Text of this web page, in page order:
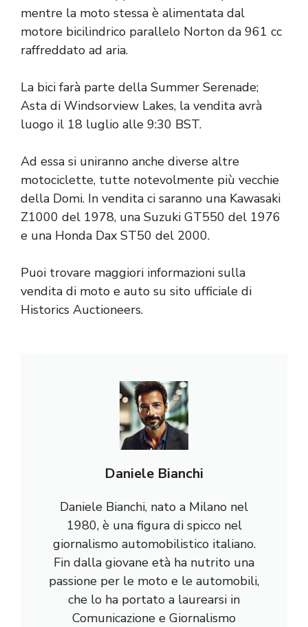
mentre la moto stessa è alimentata dal
motore bicilindrico parallelo Norton da 961 cc
raffreddato ad aria.
La bici farà parte della Summer Serenade;
Asta di Windsorview Lakes, la vendita avrà
luogo il 18 luglio alle 9:30 BST.
Ad essa si uniranno anche diverse altre
motociclette, tutte notevolmente più vecchie
della Domi. In vendita ci saranno una Kawasaki
Z1000 del 1978, una Suzuki GT550 del 1976
e una Honda Dax ST50 del 2000.
Puoi trovare maggiori informazioni sulla
vendita di moto e auto su sito ufficiale di
Historics Auctioneers.
Daniele Bianchi
Daniele Bianchi, nato a Milano nel
1980, è una figura di spicco nel
giornalismo automobilistico italiano.
Fin dalla giovane età ha nutrito una
passione per le moto e le automobili,
che lo ha portato a laurearsi in
Comunicazione e Giornalismo